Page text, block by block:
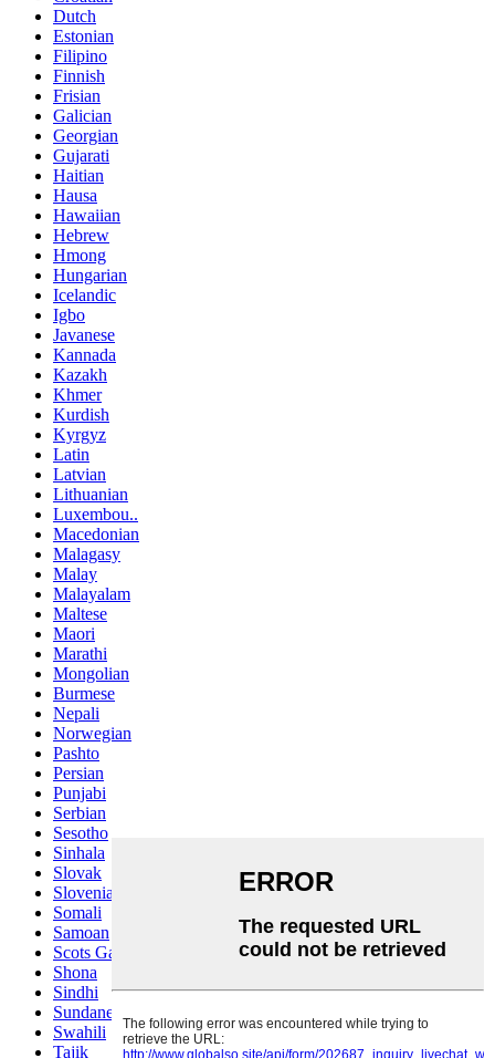
Dutch
Estonian
Filipino
Finnish
Frisian
Galician
Georgian
Gujarati
Haitian
Hausa
Hawaiian
Hebrew
Hmong
Hungarian
Icelandic
Igbo
Javanese
Kannada
Kazakh
Khmer
Kurdish
Kyrgyz
Latin
Latvian
Lithuanian
Luxembou..
Macedonian
Malagasy
Malay
Malayalam
Maltese
Maori
Marathi
Mongolian
Burmese
Nepali
Norwegian
Pashto
Persian
Punjabi
Serbian
Sesotho
Sinhala
Slovak
Slovenian
Somali
Samoan
Scots Gaelic
Shona
Sindhi
Sundanese
Swahili
Tajik